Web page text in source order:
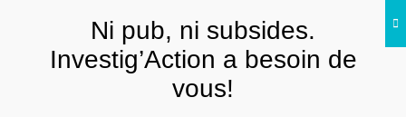
ANALYSES ET TÉMOIGNAGES
Ni pub, ni subsides.
Investig’Action a besoin de
vous!